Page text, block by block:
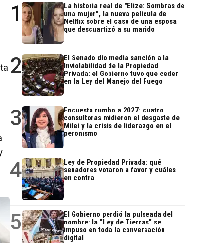
1
La historia real de "Elize: Sombras de
una mujer", la nueva película de
Netflix sobre el caso de una esposa
que descuartizó a su marido
2
El Senado dio media sanción a la
Inviolabilidad de la Propiedad
Privada: el Gobierno tuvo que ceder
en la Ley del Manejo del Fuego
3
Encuesta rumbo a 2027: cuatro
consultoras midieron el desgaste de
Milei y la crisis de liderazgo en el
peronismo
4
Ley de Propiedad Privada: qué
senadores votaron a favor y cuáles
en contra
5
El Gobierno perdió la pulseada del
nombre: la "Ley de Tierras" se
impuso en toda la conversación
digital